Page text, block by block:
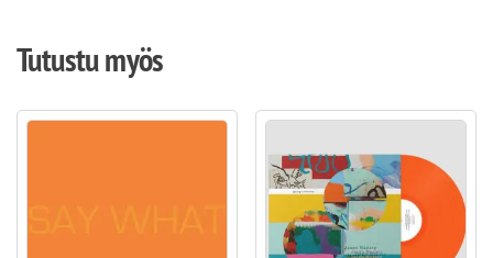
Tutustu myös